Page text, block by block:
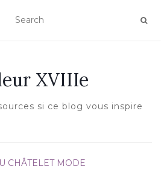
LA NAVIGATION
XVIIIe
si ce blog vous inspire
CHÂTELET MODE